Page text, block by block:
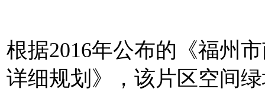
根据2016年公布的《福州
详细规划》，该片区空间